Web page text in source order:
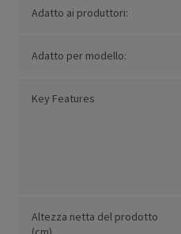
Adatto ai produttori:
Adatto per modello:
Key Features
Altezza netta del prodotto